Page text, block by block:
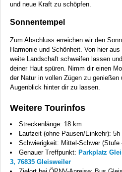
und neue Kraft zu schöpfen.
Sonnentempel
Zum Abschluss erreichen wir den
Harmonie und Schönheit. Von hier
weite Landschaft schweifen lassen
deiner Haut spüren. Nimm dir einen
der Natur in vollen Zügen zu genießen
Augenblick hinter dir zu lassen.
Weitere Tourinfos
Streckenlänge: 18 km
Laufzeit (ohne Pausen/Einkehr): 5h
Schwierigkeit: Mittel-Schwer (Stufe
Genauer Treffpunkt: Parkplatz
3, 76835 Gleisweiler